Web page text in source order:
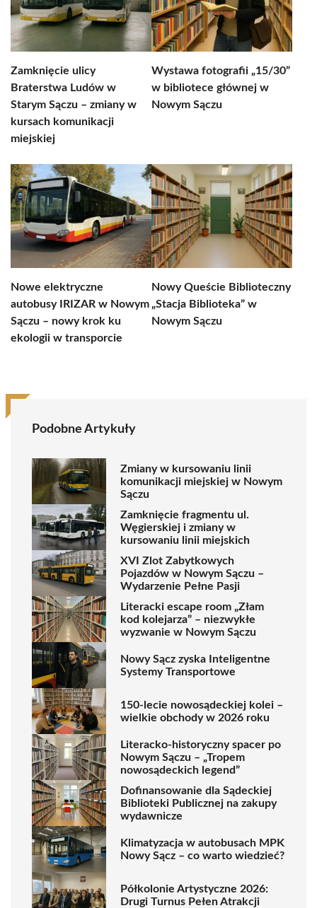
Zamknięcie ulicy
Braterstwa Ludów w
Starym Sączu – zmiany w
kursach komunikacji
miejskiej
Wystawa fotografii „15/30”
w bibliotece głównej w
Nowym Sączu
Nowe elektryczne
autobusy IRIZAR w Nowym
Sączu – nowy krok ku
ekologii w transporcie
Nowy Queście Biblioteczny
„Stacja Biblioteka” w
Nowym Sączu
Podobne Artykuły
Zmiany w kursowaniu linii
komunikacji miejskiej w Nowym
Sączu
Zamknięcie fragmentu ul.
Węgierskiej i zmiany w
kursowaniu linii miejskich
XVI Zlot Zabytkowych
Pojazdów w Nowym Sączu –
Wydarzenie Pełne Pasji
Literacki escape room „Złam
kod kolejarza” – niezwykłe
wyzwanie w Nowym Sączu
Nowy Sącz zyska Inteligentne
Systemy Transportowe
150-lecie nowosądeckiej kolei –
wielkie obchody w 2026 roku
Literacko-historyczny spacer po
Nowym Sączu – „Tropem
nowosądeckich legend”
Dofinansowanie dla Sądeckiej
Biblioteki Publicznej na zakupy
wydawnicze
Klimatyzacja w autobusach MPK
Nowy Sącz – co warto wiedzieć?
Półkolonie Artystyczne 2026:
Drugi Turnus Pełen Atrakcji